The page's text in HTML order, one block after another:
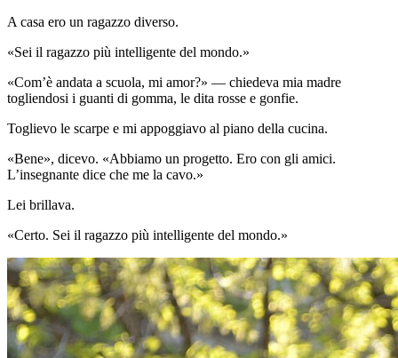
A casa ero un ragazzo diverso.
«Sei il ragazzo più intelligente del mondo.»
«Com’è andata a scuola, mi amor?» — chiedeva mia madre
togliendosi i guanti di gomma, le dita rosse e gonfie.
Toglievo le scarpe e mi appoggiavo al piano della cucina.
«Bene», dicevo. «Abbiamo un progetto. Ero con gli amici.
L’insegnante dice che me la cavo.»
Lei brillava.
«Certo. Sei il ragazzo più intelligente del mondo.»